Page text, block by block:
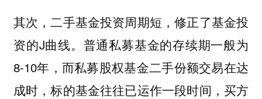
其次，二手基金投资周期短，修正了基金投
资的J曲线。普通私募基金的存续期一般为
8-10年，而私募股权基金二手份额交易在达
成时，标的基金往往已运作一段时间，买方